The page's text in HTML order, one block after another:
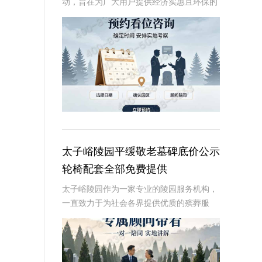
殡葬选择。活动期间，用户可享受免费更换
碑面石材的福利，这一举措不仅体现了陵园
对环保理念的坚持，也为家属提供了更多个
性化选择的空
太子峪陵园平缓敬老墓碑底价公示
轮椅配套全部免费提供
太子峪陵园作为一家专业的陵园服务机构，
一直致力于为社会各界提供优质的殡葬服
务。在敬老墓碑底价公示方面，太子峪陵园
采取了一系列措施，确保价格透明、合理，
让家属在悼念逝者的同时，也能感受到陵园
的关怀与尊重